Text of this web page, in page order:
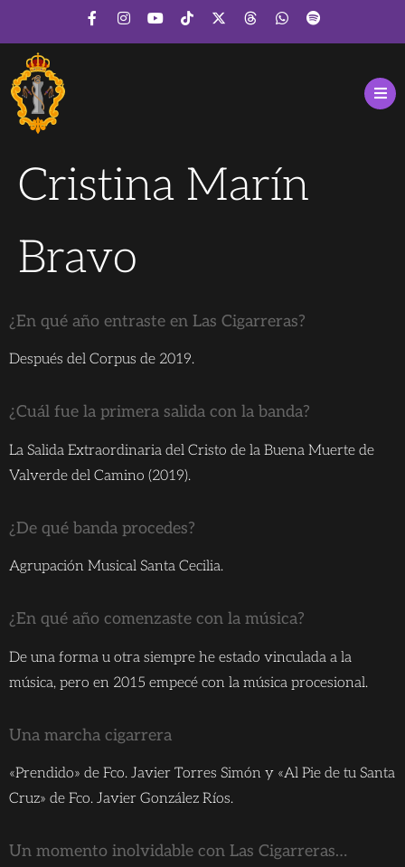
Cristina Marín
Bravo
¿En qué año entraste en Las Cigarreras?
Después del Corpus de 2019.
¿Cuál fue la primera salida con la banda?
La Salida Extraordinaria del Cristo de la Buena Muerte de
Valverde del Camino (2019).
¿De qué banda procedes?
Agrupación Musical Santa Cecilia.
¿En qué año comenzaste con la música?
De una forma u otra siempre he estado vinculada a la
música, pero en 2015 empecé con la música procesional.
Una marcha cigarrera
«Prendido» de Fco. Javier Torres Simón y «Al Pie de tu Santa
Cruz» de Fco. Javier González Ríos.
Un momento inolvidable con Las Cigarreras…